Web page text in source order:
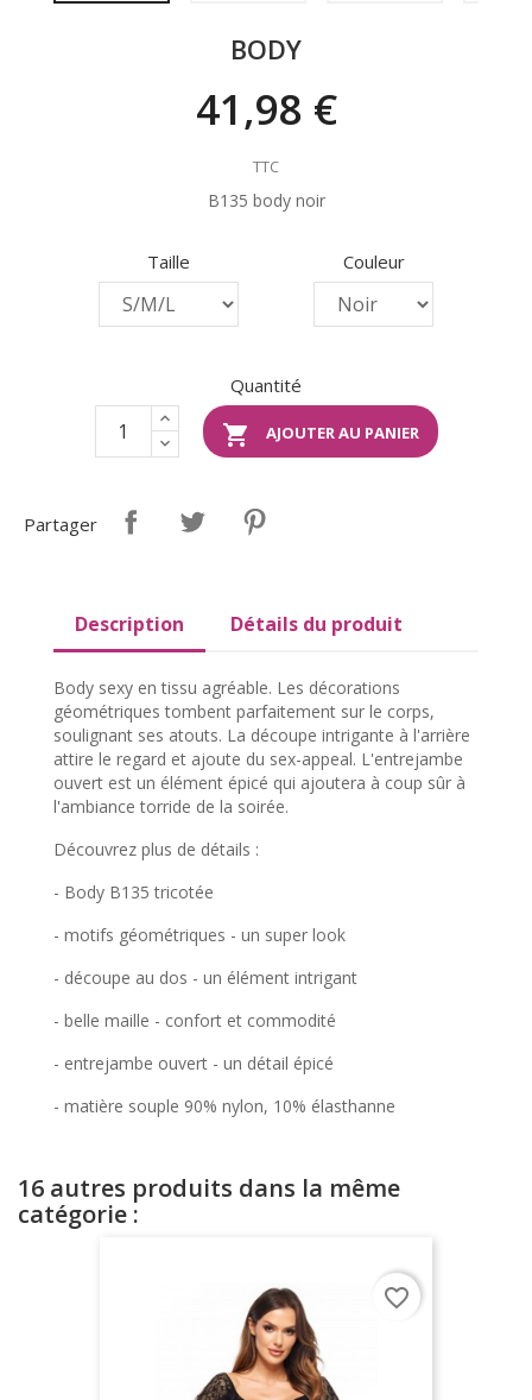
BODY
41,98 €
TTC
B135 body noir
Taille Couleur
Quantité
 AJOUTER AU PANIER
Partager
Description Détails du produit
Body sexy en tissu agréable. Les décorations
géométriques tombent parfaitement sur le corps,
soulignant ses atouts. La découpe intrigante à l'arrière
attire le regard et ajoute du sex-appeal. L'entrejambe
ouvert est un élément épicé qui ajoutera à coup sûr à
l'ambiance torride de la soirée.
Découvrez plus de détails :
- Body B135 tricotée
- motifs géométriques - un super look
- découpe au dos - un élément intrigant
- belle maille - confort et commodité
- entrejambe ouvert - un détail épicé
- matière souple 90% nylon, 10% élasthanne
16 autres produits dans la même
catégorie :
favorite_border